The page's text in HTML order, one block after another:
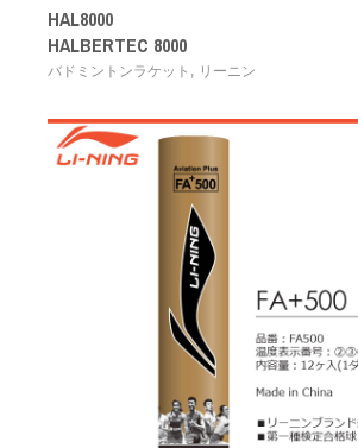
HAL8000
HALBERTEC 8000
バドミントンラケット , リーニン